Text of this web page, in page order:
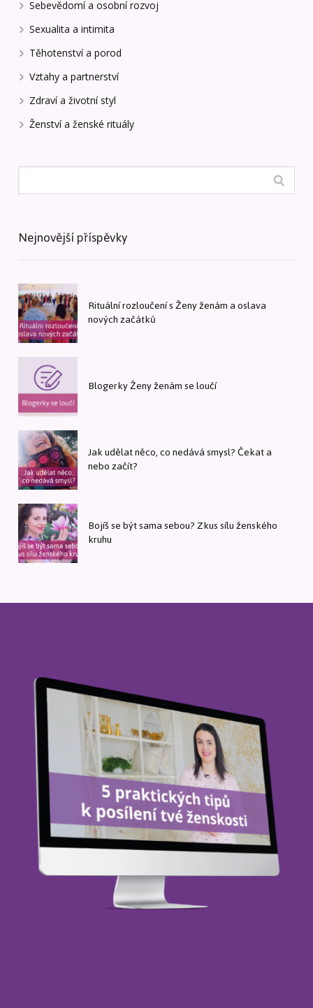
Sebevědomí a osobní rozvoj
Sexualita a intimita
Těhotenství a porod
Vztahy a partnerství
Zdraví a životní styl
Ženství a ženské rituály
Nejnovější příspěvky
Rituální rozloučení s Ženy ženám a oslava
nových začátků
Blogerky Ženy ženám se loučí
Jak udělat něco, co nedává smysl? Čekat a
nebo začít?
Bojíš se být sama sebou? Zkus sílu ženského
kruhu